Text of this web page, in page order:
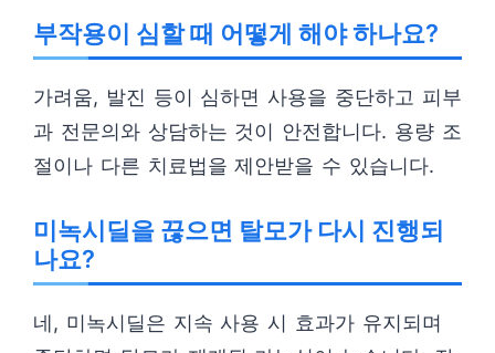
부작용이 심할 때 어떻게 해야 하나요?
가려움, 발진 등이 심하면 사용을 중단하고 피부
과 전문의와 상담하는 것이 안전합니다. 용량 조
절이나 다른 치료법을 제안받을 수 있습니다.
미녹시딜을 끊으면 탈모가 다시 진행되
나요?
네, 미녹시딜은 지속 사용 시 효과가 유지되며